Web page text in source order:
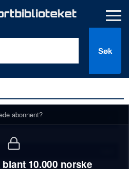
Søk
abonnent?
10.000 norske